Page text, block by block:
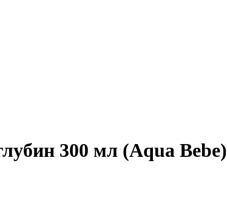
300 мл (Aqua Bebe)